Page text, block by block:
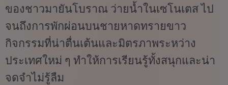
ของชาวมายันโบราณ ว่ายน้ำในเซโนเตส ไป
จนถึงการพักผ่อนบนชายหาดทรายขาว
กิจกรรมที่น่าตื่นเต้นและมิตรภาพระหว่าง
ประเทศใหม่ ๆ ทำให้การเรียนรู้ทั้งสนุกและน่า
จดจำไม่รู้ลืม